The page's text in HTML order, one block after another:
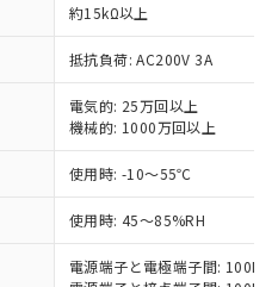
約15kΩ以上
抵抗負荷: AC200V 3A
電気的: 25万回以上
機械的: 1000万回以上
使用時: -10～55℃
使用時: 45～85%RH
電源端子と電極端子間:
ただき、同意のうえ
当社制御機器事業取扱
状況および標準価格
ていただくもので
業取扱商品の中には、
象外となる商品もある
ださい。
標準価格照会結果は、
指令（10物質）の
で、対応品を出す予
指令（10物質）の
査中または確認中の
料など無形物で、有
い商品です。
、非含有部品として
判明した場合などや
があります。
を示します。
含有率が中国RoHSの
を示します。
当社販売部門へお問
貴社製品のうち、外国
貿易法に定める商品